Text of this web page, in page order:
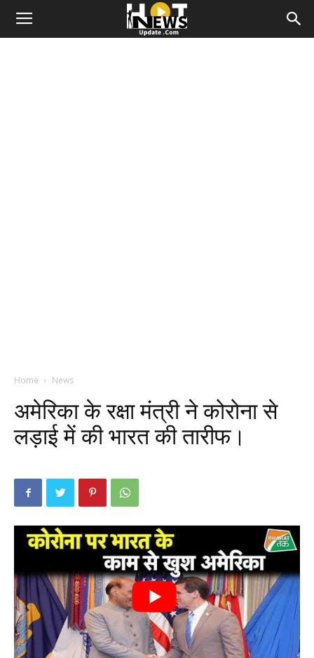
Home News
अमेरिका के रक्षा मंत्री ने कोरोना से
लड़ाई में की भारत की तारीफ।